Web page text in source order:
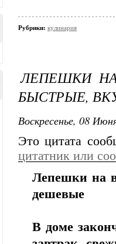
Рубрики: кулинария
ЛЕПЕШКИ
БЫСТРЫЕ,
Воскресенье, 08
Это цитата
цитатник или
Лепешки на
дешевые
В доме